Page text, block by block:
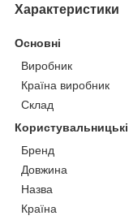
Характеристики
Основні
Виробник
Країна виробник
Склад
Бренд
Довжина
Назва
Країна